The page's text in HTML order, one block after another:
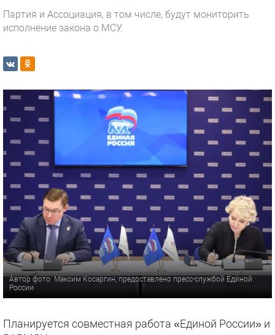
Партия и Ассоциация, в том числе, будут мониторить
исполнение закона о МСУ.
Автор фото: Максим Косаргин, предоставлено пресс-службой Единой
России
Планируется совместная работа «Единой России» и